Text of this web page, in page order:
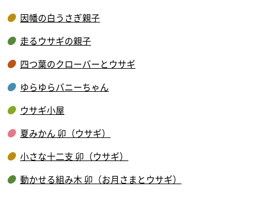
因幡の白うさぎ親子
走るウサギの親子
四つ葉のクローバーとウサギ
ゆらゆらバニーちゃん
ウサギ小屋
夏みかん 卯（ウサギ）
小さな十二支 卯（ウサギ）
動かせる組み木 卯（お月さまとウサギ）